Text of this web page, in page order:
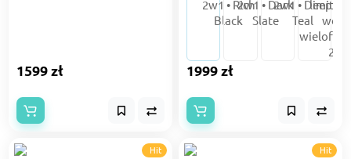
1599 zł 1999 zł
Hit Hit